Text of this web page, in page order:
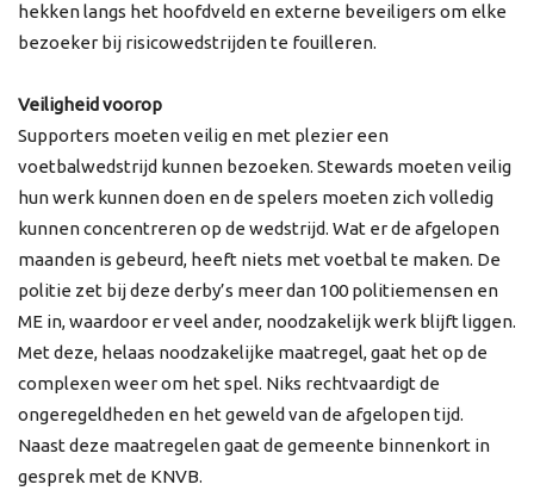
hekken langs het hoofdveld en externe beveiligers om elke
bezoeker bij risicowedstrijden te fouilleren.
Veiligheid voorop
Supporters moeten veilig en met plezier een
voetbalwedstrijd kunnen bezoeken. Stewards moeten veilig
hun werk kunnen doen en de spelers moeten zich volledig
kunnen concentreren op de wedstrijd. Wat er de afgelopen
maanden is gebeurd, heeft niets met voetbal te maken. De
politie zet bij deze derby’s meer dan 100 politiemensen en
ME in, waardoor er veel ander, noodzakelijk werk blijft liggen.
Met deze, helaas noodzakelijke maatregel, gaat het op de
complexen weer om het spel. Niks rechtvaardigt de
ongeregeldheden en het geweld van de afgelopen tijd.
Naast deze maatregelen gaat de gemeente binnenkort in
gesprek met de KNVB.